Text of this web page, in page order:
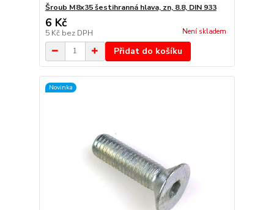
Šroub M8x35 šestihranná hlava, zn, 8.8, DIN 933
6 Kč
5 Kč bez DPH Není skladem
Přidat do košíku
Novinka